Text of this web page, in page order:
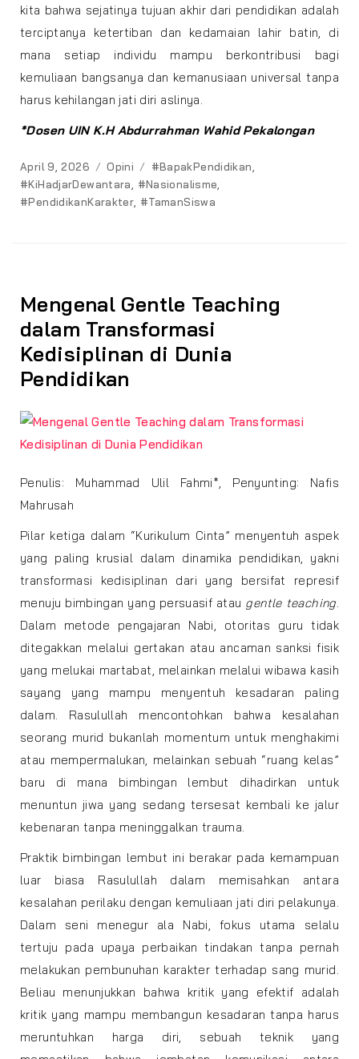
kita bahwa sejatinya tujuan akhir dari pendidikan adalah
terciptanya ketertiban dan kedamaian lahir batin, di
mana setiap individu mampu berkontribusi bagi
kemuliaan bangsanya dan kemanusiaan universal tanpa
harus kehilangan jati diri aslinya.
*Dosen UIN K.H Abdurrahman Wahid Pekalongan
Posted
on
April 9, 2026 Categories
Opini Tags
#BapakPendidikan
#KiHadjarDewantara
#Nasionalisme
#PendidikanKarakter #TamanSiswa
Mengenal Gentle Teaching
dalam Transformasi
Kedisiplinan di Dunia
Pendidikan
Penulis: Muhammad Ulil Fahmi*, Penyunting: Nafis
Mahrusah
Pilar ketiga dalam “Kurikulum Cinta” menyentuh aspek
yang paling krusial dalam dinamika pendidikan, yakni
transformasi kedisiplinan dari yang bersifat represif
menuju bimbingan yang persuasif atau gentle teaching.
Dalam metode pengajaran Nabi, otoritas guru tidak
ditegakkan melalui gertakan atau ancaman sanksi fisik
yang melukai martabat, melainkan melalui wibawa kasih
sayang yang mampu menyentuh kesadaran paling
dalam. Rasulullah mencontohkan bahwa kesalahan
seorang murid bukanlah momentum untuk menghakimi
atau mempermalukan, melainkan sebuah “ruang kelas”
baru di mana bimbingan lembut dihadirkan untuk
menuntun jiwa yang sedang tersesat kembali ke jalur
kebenaran tanpa meninggalkan trauma.
Praktik bimbingan lembut ini berakar pada kemampuan
luar biasa Rasulullah dalam memisahkan antara
kesalahan perilaku dengan kemuliaan jati diri pelakunya.
Dalam seni menegur ala Nabi, fokus utama selalu
tertuju pada upaya perbaikan tindakan tanpa pernah
melakukan pembunuhan karakter terhadap sang murid.
Beliau menunjukkan bahwa kritik yang efektif adalah
kritik yang mampu membangun kesadaran tanpa harus
meruntuhkan harga diri, sebuah teknik yang